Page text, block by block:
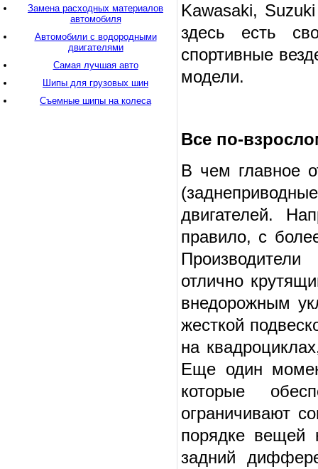
Kawasaki,
здесь есть
спортивные
модели.
Все по-
В чем главное
двигателей.
правило, с
отлично
внедорожным
жесткой
на
Еще один
которые
ограничивают
порядке вещей
задний
Замена расходных материалов
автомобиля
Автомобили с водородными
двигателями
Самая лучшая авто
Шипы для грузовых шин
Съемные шипы на колеса